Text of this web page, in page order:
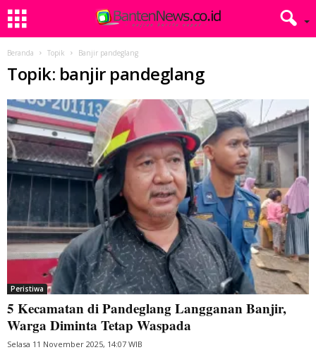
Beranda Topik Banjir pandeglang
Topik: banjir pandeglang
Peristiwa
5 Kecamatan di Pandeglang Langganan Banjir,
Warga Diminta Tetap Waspada
Selasa 11 November 2025, 14:07 WIB